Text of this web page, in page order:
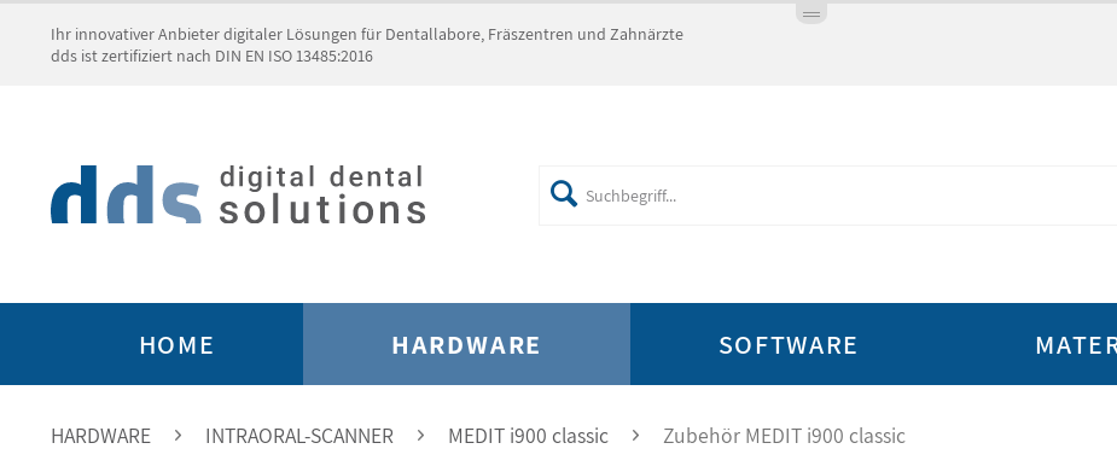
Ihr innovativer Anbieter digitaler Lösungen für Dentallabore, Fräszentren und Zahnärzte
dds ist zertifiziert nach DIN EN ISO 13485:2016
HOME HARDWARE SOFTWARE
HARDWARE INTRAORAL-SCANNER MEDIT i900 classic Zubehör MEDIT i900 classic